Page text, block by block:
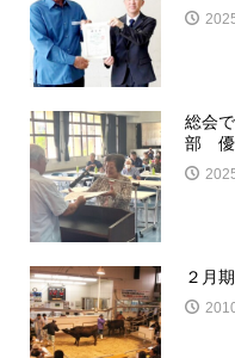
総会
部 優
２月